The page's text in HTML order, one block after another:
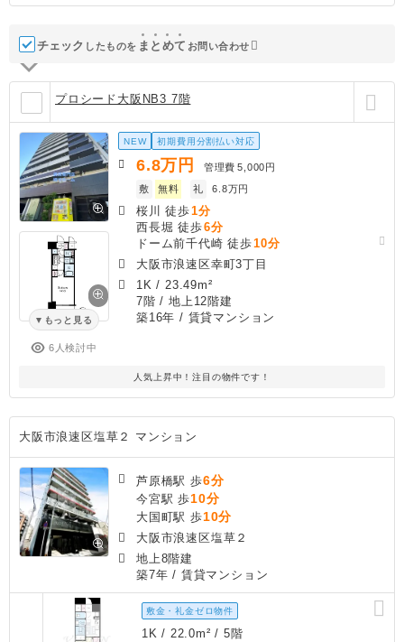
チェック したものを ま と めて お問い合わせ
プロシード大阪NB3 7階
もっと見る
6人検討中
NEW 初期費用分割払い対応
6.8万円 管理費 5,000円
敷
無料 礼 6.8万円
桜川 徒歩1分
西長堀 徒歩6分
ドーム前千代崎 徒歩10分
大阪市浪速区幸町3丁目
1K / 23.49m²
7階 / 地上12階建
築16年 / 賃貸マンション
人気上昇中！注目の物件です！
大阪市浪速区塩草２ マンション
芦原橋駅 歩6分
今宮駅 歩10分
大国町駅 歩10分
大阪市浪速区塩草２
地上8階建
築7年 / 賃貸マンション
敷金・礼金ゼロ物件
1K / 22.0m² / 5階